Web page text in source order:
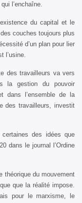
l’enchaîne.
du capital et le
couches toujours plus
d’un plan pour lier
l’usine.
des travailleurs va vers
la gestion du pouvoir
dans l’ensemble de la
des travailleurs, investit
des idées que
dans le journal l’Ordine
théorique du mouvement
que la réalité impose.
pour le marxisme, le